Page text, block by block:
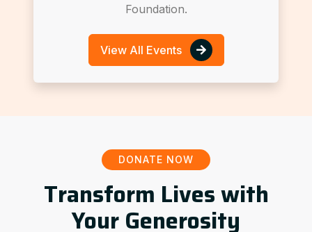
Foundation.
View All Events
DONATE NOW
Transform Lives with
Your Generosity